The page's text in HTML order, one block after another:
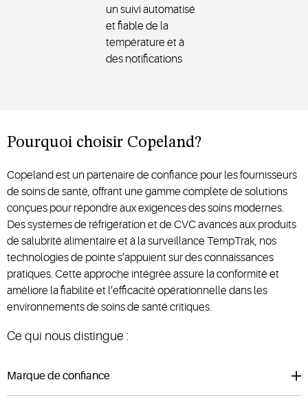
un suivi automatisé
et fiable de la
température et à
des notifications
Pourquoi choisir Copeland?
Copeland est un partenaire de confiance pour les fournisseurs
de soins de santé, offrant une gamme complète de solutions
conçues pour répondre aux exigences des soins modernes.
Des systèmes de réfrigération et de CVC avancés aux produits
de salubrité alimentaire et à la surveillance TempTrak, nos
technologies de pointe s’appuient sur des connaissances
pratiques. Cette approche intégrée assure la conformité et
améliore la fiabilité et l’efficacité opérationnelle dans les
environnements de soins de santé critiques.
Ce qui nous distingue :
Marque de confiance